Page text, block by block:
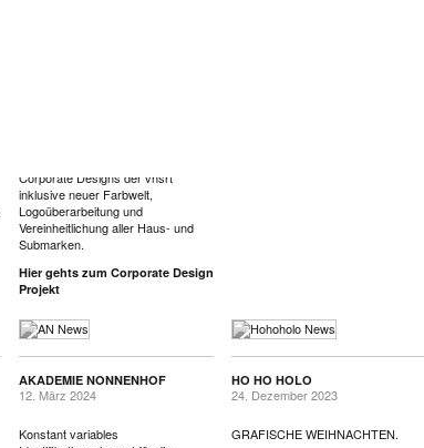
Corporate Designs der vhsrt
inklusive neuer Farbwelt,
Logoüberarbeitung und
Vereinheitlichung aller Haus- und
Submarken.
Hier gehts zum Corporate Design
Projekt
AKADEMIE NONNENHOF
12. März 2024
Konstant variables
HO HO HOLO
24. Dezember 2023
GRAFISCHE WEIHNACHTEN.